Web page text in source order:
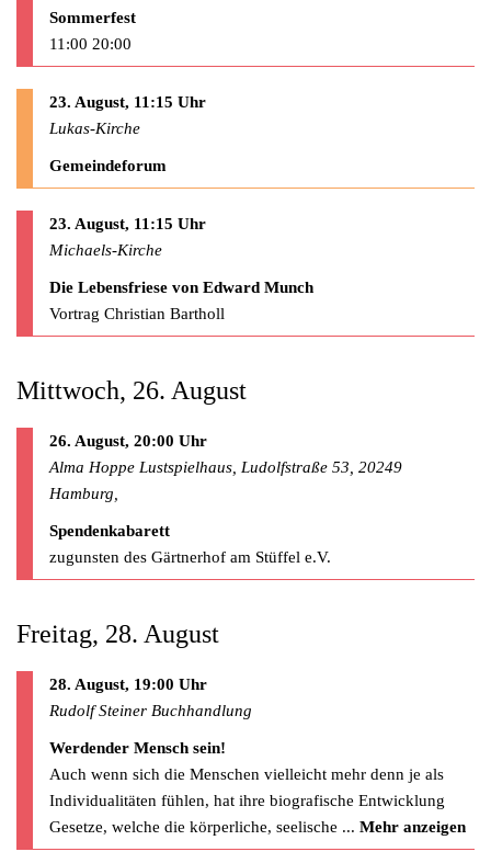
Sommerfest
11:00 20:00
23. August, 11:15 Uhr
Lukas-Kirche
Gemeindeforum
23. August, 11:15 Uhr
Michaels-Kirche
Die Lebensfriese von Edward Munch
Vortrag Christian Bartholl
Mittwoch, 26. August
26. August, 20:00 Uhr
Alma Hoppe Lustspielhaus, Ludolfstraße 53, 20249
Hamburg,
Spendenkabarett
zugunsten des Gärtnerhof am Stüffel e.V.
Freitag, 28. August
28. August, 19:00 Uhr
Rudolf Steiner Buchhandlung
Werdender Mensch sein!
Auch wenn sich die Menschen vielleicht mehr denn je als
Individualitäten fühlen, hat ihre biografische Entwicklung
Gesetze, welche die körperliche, seelische ... Mehr anzeigen